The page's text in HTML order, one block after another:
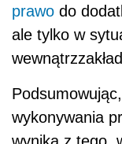
prawo do
ale tylko w
wykonywania